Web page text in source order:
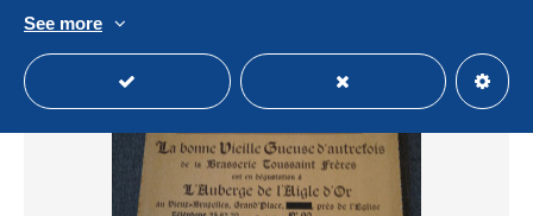
See more